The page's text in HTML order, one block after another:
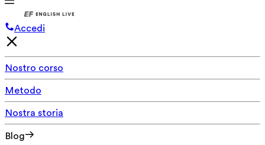
Accedi
Nostro corso
Metodo
Nostra storia
Blog